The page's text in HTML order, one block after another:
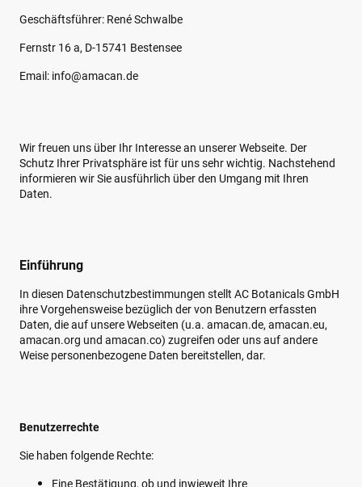
Geschäftsführer: René Schwalbe
Fernstr 16 a, D-15741 Bestensee
Email: info@amacan.de
Wir freuen uns über Ihr Interesse an unserer Webseite. Der
Schutz Ihrer Privatsphäre ist für uns sehr wichtig. Nachstehend
informieren wir Sie ausführlich über den Umgang mit Ihren
Daten.
Einführung
In diesen Datenschutzbestimmungen stellt AC Botanicals GmbH
ihre Vorgehensweise bezüglich der von Benutzern erfassten
Daten, die auf unsere Webseiten (u.a. amacan.de, amacan.eu,
amacan.org und amacan.co) zugreifen oder uns auf andere
Weise personenbezogene Daten bereitstellen, dar.
Benutzerrechte
Sie haben folgende Rechte:
Eine Bestätigung, ob und inwieweit Ihre